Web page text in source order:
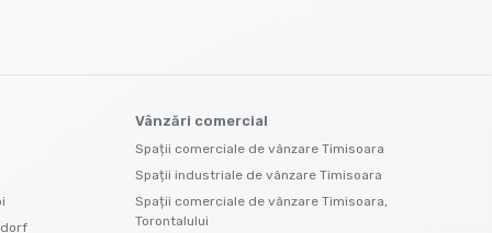
Vânzări comercial
Spații comerciale de vânzare Timisoara
Spații industriale de vânzare Timisoara
Spații comerciale de vânzare Timisoara,
Torontalului